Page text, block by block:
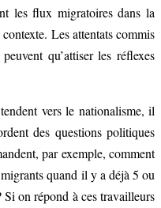
les flux migratoires dans la
Les attentats commis
qu’attiser les réflexes
vers le nationalisme, il
des questions politiques
par exemple, comment
quand il y a déjà 5 ou
on répond à ces travailleurs